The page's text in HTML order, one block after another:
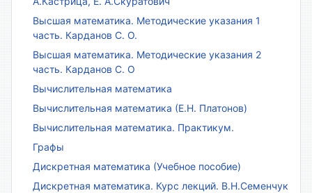
Высшая математика. Методические указания 1
часть. Карданов С. О.
Высшая математика. Методические указания 2
часть. Карданов С. О
Вычислительная математика
Вычислительная математика (Е.Н. Платонов)
Вычислительная математика. Практикум.
Графы
Дискретная математика (Учебное пособие)
Дискретная математика. Курс лекций. В.Н.Семенчук